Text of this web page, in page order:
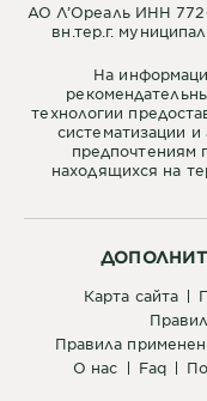
карта сайта
правила
о нас
faq
АО Л’Ореаль ИНН
вн.тер.г.
На
технологии
систематизации
предпочтениям
находящихся на